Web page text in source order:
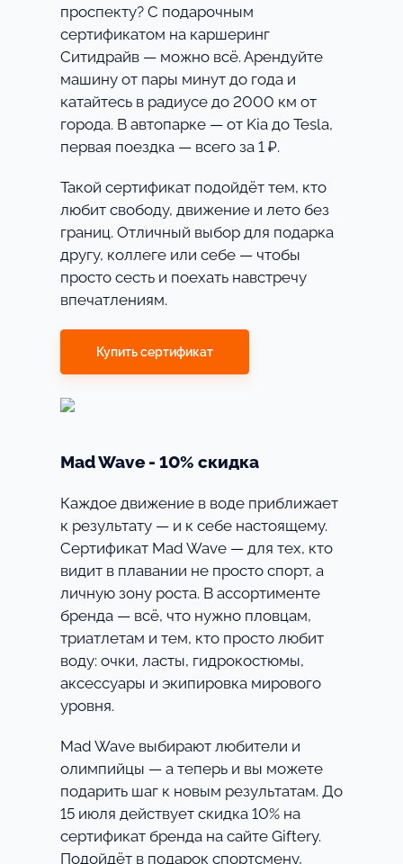
проспекту? С подарочным
сертификатом на каршеринг
Ситидрайв — можно всё. Арендуйте
машину от пары минут до года и
катайтесь в радиусе до 2000 км от
города. В автопарке — от Kia до Tesla,
первая поездка — всего за 1 ₽.
Такой сертификат подойдёт тем, кто
любит свободу, движение и лето без
границ. Отличный выбор для подарка
другу, коллеге или себе — чтобы
просто сесть и поехать навстречу
впечатлениям.
Купить сертификат
Mad Wave - 10% скидка
Каждое движение в воде приближает
к результату — и к себе настоящему.
Сертификат Mad Wave — для тех, кто
видит в плавании не просто спорт, а
личную зону роста. В ассортименте
бренда — всё, что нужно пловцам,
триатлетам и тем, кто просто любит
воду: очки, ласты, гидрокостюмы,
аксессуары и экипировка мирового
уровня.
Mad Wave выбирают любители и
олимпийцы — а теперь и вы можете
подарить шаг к новым результатам. До
15 июля действует скидка 10% на
сертификат бренда на сайте Giftery.
Подойдёт в подарок спортсмену,